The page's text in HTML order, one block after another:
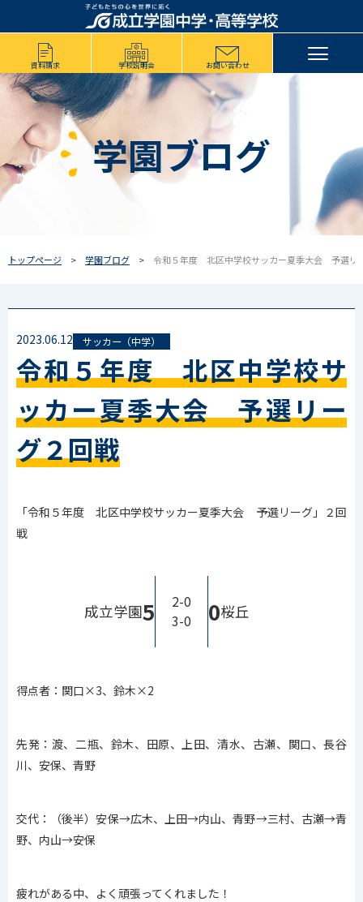
資料請求 学校説明会 お問い合わせ
学園ブログ
トップページ 学園ブログ 令和５年度 北区中学校サッカー夏季大会 予選リ
2023.06.12 サッカー（中学）
令和５年度 北区中学校サ
ッカー夏季大会 予選リー
グ２回戦
「令和５年度 北区中学校サッカー夏季大会 予選リーグ」２回
戦
成立学園5
2-0
3-0
0桜丘
得点者：関口×3、鈴木×2
先発：渡、二瓶、鈴木、田原、上田、清水、古瀬、関口、長谷
川、安保、青野
交代：（後半）安保→広木、上田→内山、青野→三村、古瀬→青
野、内山→安保
疲れがある中、よく頑張ってくれました！